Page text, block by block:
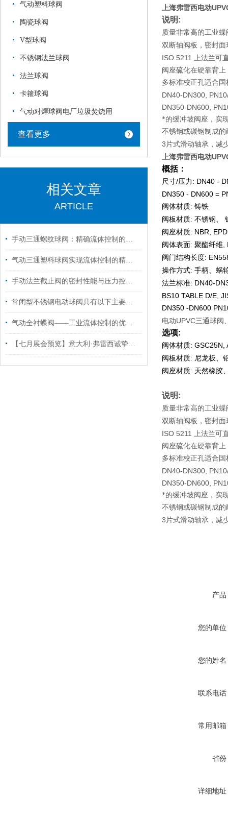
上海弗雷西电动
说明:
质量非常高的工业蝶
双断轴阀板，密封
ISO 5211 上法兰可
阀座硫化在硬靠背
多标准校正孔适合
DN40-DN300,
DN350-DN600,
*的缓冲坡阀座，实
不锈钢或碳钢制成的
3 片式滑动轴承，减
上海弗雷西电动
概括：
尺寸/压力 : DN40 -
DN350 - DN600 =
阀体材质: 铸铁
阀板材质: 不锈钢、
阀座材质: NBR,
阀体表面: 聚酯纤维
阀门结构长度:
操作方式: 手柄、蜗
法兰标准: DN40-
BS10 TABLE D/E,
DN350 -DN600
电动UPVC三通球阀
选项:
阀体材质: GSC25N,
阀板材质: 尼龙板、
阀座材质: 天然橡胶
说明:
质量非常高的工业蝶
双断轴阀板，密封
ISO 5211 上法兰可
阀座硫化在硬靠背
多标准校正孔适合
DN40-DN300,
DN350-DN600,
*的缓冲坡阀座，实
不锈钢或碳钢制成的
3 片式滑动轴承，减
产品
您的单位
您的姓名
联系电话
常用邮箱
省份
详细地址
气动塑料球阀
陶瓷球阀
V型球阀
不锈钢法兰球阀
法兰球阀
卡箍球阀
气动对焊球阀电厂垃圾焚烧用
查看更多
相关文章
ARTICLE
手动三通螺纹球阀：精确流体控制的理想选择
气动三通塑料球阀实现流体控制的精准分配
手动法兰截止阀的密封性能与压力控制分析
常闭型不锈钢电动球阀具有以下主要特点
气动全衬蝶阀——工业流体控制的优选装置
【七月展会预览】意大利·弗雷西诚挚邀请您共襄盛会！